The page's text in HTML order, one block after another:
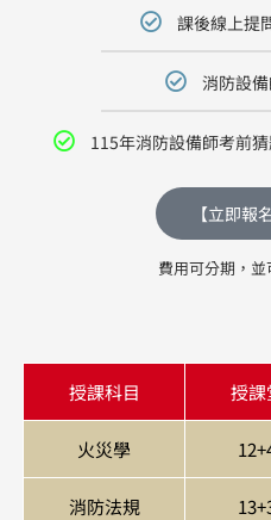
課後線上提
消防設
115年消防設備師考前
【立即報
費用可分期，
授課科目 授課
火災學
消防法規